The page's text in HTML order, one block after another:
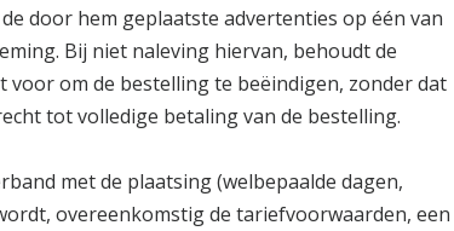
door hem geplaatste advertenties op één van
Bij niet naleving hiervan, behoudt de
voor om de bestelling te beëindigen, zonder dat
tot volledige betaling van de bestelling.
met de plaatsing (welbepaalde dagen,
overeenkomstig de tariefvoorwaarden, een